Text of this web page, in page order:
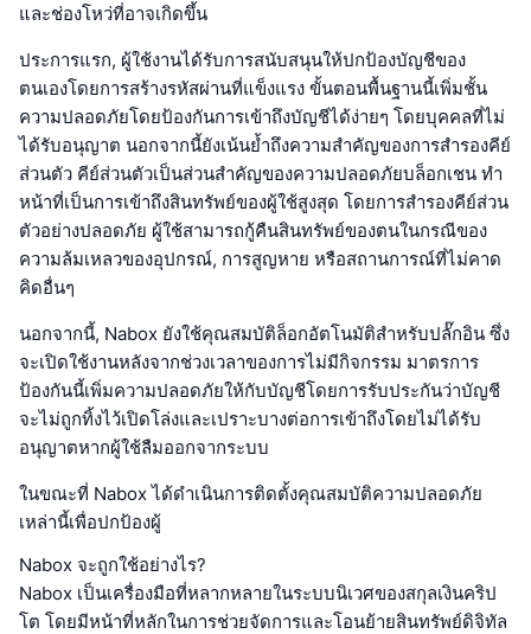
และช่องโหว่ที่อาจเกิดขึ้น
ประการแรก, ผู้ใช้งานได้รับการสนับสนุนให้ปกป้องบัญชีของ
ตนเองโดยการสร้างรหัสผ่านที่แข็งแรง ขั้นตอนพื้นฐานนี้เพิ่มชั้น
ความปลอดภัยโดยป้องกันการเข้าถึงบัญชีได้ง่ายๆ โดยบุคคลที่ไม่
ได้รับอนุญาต นอกจากนี้ยังเน้นย้ำถึงความสำคัญของการสำรองคีย์
ส่วนตัว คีย์ส่วนตัวเป็นส่วนสำคัญของความปลอดภัยบล็อกเชน ทำ
หน้าที่เป็นการเข้าถึงสินทรัพย์ของผู้ใช้สูงสุด โดยการสำรองคีย์ส่วน
ตัวอย่างปลอดภัย ผู้ใช้สามารถกู้คืนสินทรัพย์ของตนในกรณีของ
ความล้มเหลวของอุปกรณ์, การสูญหาย หรือสถานการณ์ที่ไม่คาด
คิดอื่นๆ
นอกจากนี้, Nabox ยังใช้คุณสมบัติล็อกอัตโนมัติสำหรับปลั๊กอิน ซึ่ง
จะเปิดใช้งานหลังจากช่วงเวลาของการไม่มีกิจกรรม มาตรการ
ป้องกันนี้เพิ่มความปลอดภัยให้กับบัญชีโดยการรับประกันว่าบัญชี
จะไม่ถูกทิ้งไว้เปิดโล่งและเปราะบางต่อการเข้าถึงโดยไม่ได้รับ
อนุญาตหากผู้ใช้ลืมออกจากระบบ
ในขณะที่ Nabox ได้ดำเนินการติดตั้งคุณสมบัติความปลอดภัย
เหล่านี้เพื่อปกป้องผู้
Nabox จะถูกใช้อย่างไร?
Nabox เป็นเครื่องมือที่หลากหลายในระบบนิเวศของสกุลเงินคริป
โต โดยมีหน้าที่หลักในการช่วยจัดการและโอนย้ายสินทรัพย์ดิจิทัล